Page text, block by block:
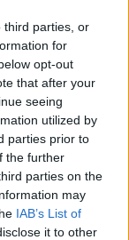
third parties, or
for
opt-out
that after your
seeing
utilized by
parties prior to
the further
parties on the
may
IAB’s List of
it to other
ή
τον
προσώπων
ευρώ